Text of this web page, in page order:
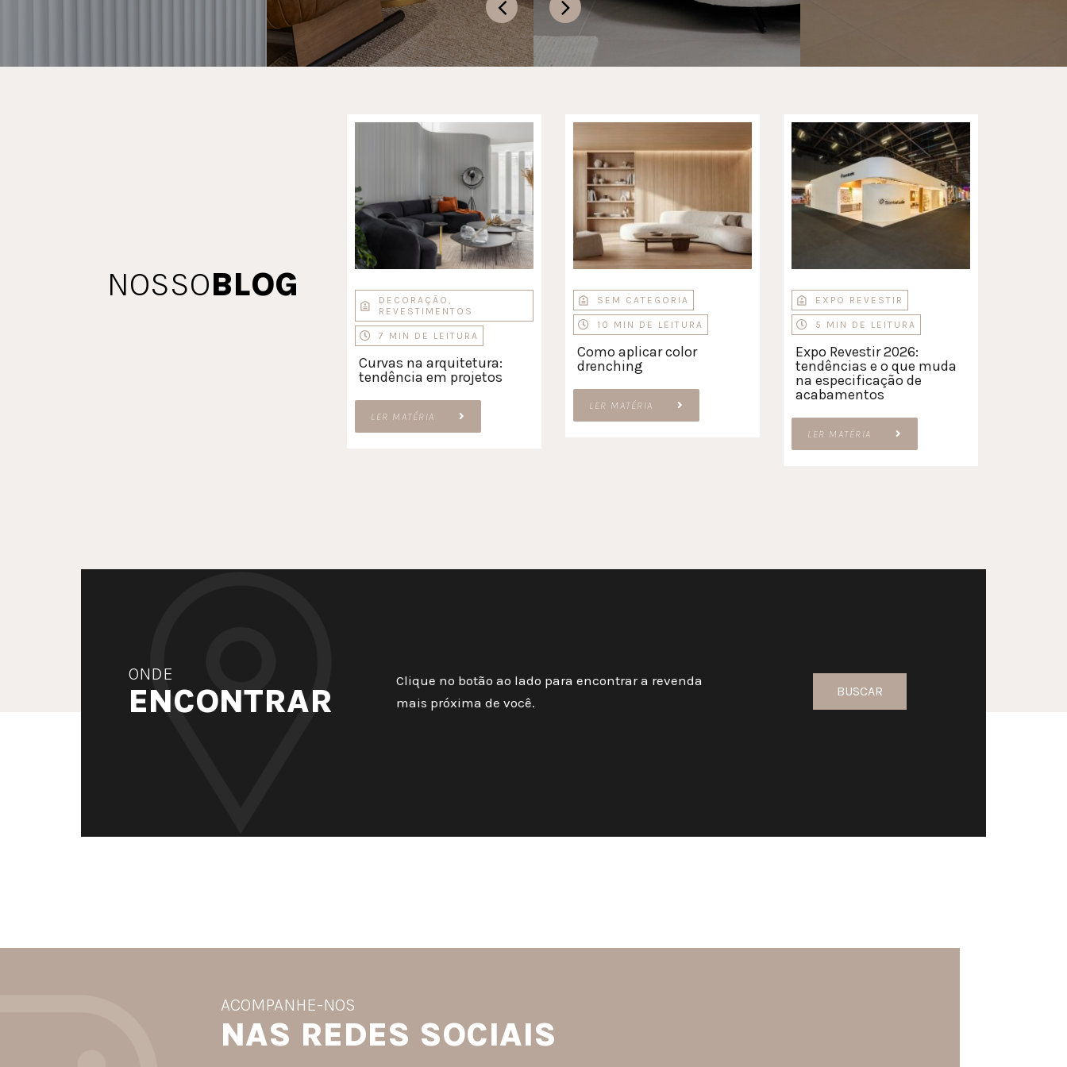
NOSSOBLOG DECORAÇÃO,
REVESTIMENTOS
7 MIN DE LEITURA
Curvas na arquitetura:
tendência em projetos
LER MATÉRIA
SEM CATEGORIA
10 MIN DE LEITURA
Como aplicar color
drenching
LER MATÉRIA
EXPO REVESTIR
5 MIN DE LEITURA
Expo Revestir 2026:
tendências e o que muda
na especificação de
acabamentos
LER MATÉRIA
ONDE
ENCONTRAR
Clique no botão ao lado para encontrar a revenda
mais próxima de você.
BUSCAR
ACOMPANHE-NOS
NAS REDES SOCIAIS